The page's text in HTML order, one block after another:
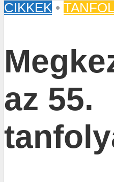
CIKKEK •
az 55.